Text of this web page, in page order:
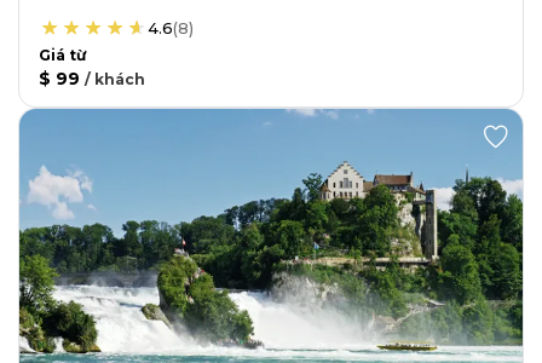
4.6(8)
Giá từ
$ 99 / khách